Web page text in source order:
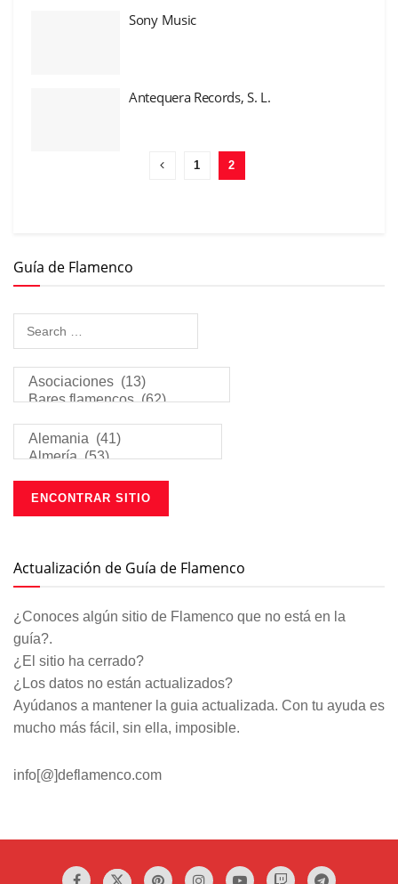
Sony Music
Antequera Records, S. L.
1 2
Guía de Flamenco
Actualización de Guía de Flamenco
¿Conoces algún sitio de Flamenco que no está en la
guía?.
¿El sitio ha cerrado?
¿Los datos no están actualizados?
Ayúdanos a mantener la guia actualizada. Con tu ayuda es
mucho más fácil, sin ella, imposible.
info[@]deflamenco.com